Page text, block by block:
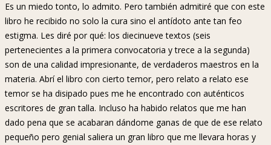
Es un miedo tonto, lo admito. Pero también admitiré que con este
libro he recibido no solo la cura sino el antídoto ante tan feo
estigma. Les diré por qué: los diecinueve textos (seis
pertenecientes a la primera convocatoria y trece a la segunda)
son de una calidad impresionante, de verdaderos maestros en la
materia. Abrí el libro con cierto temor, pero relato a relato ese
temor se ha disipado pues me he encontrado con auténticos
escritores de gran talla. Incluso ha habido relatos que me han
dado pena que se acabaran dándome ganas de que de ese relato
pequeño pero genial saliera un gran libro que me llevara horas y